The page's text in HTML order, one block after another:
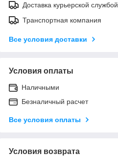
Доставка курьерской службой
Транспортная компания
Все условия доставки
Условия оплаты
Наличными
Безналичный расчет
Все условия оплаты
Условия возврата